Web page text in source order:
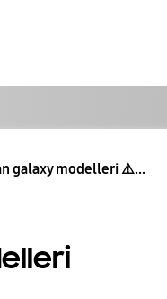
galaxy modelleri ⚠️...